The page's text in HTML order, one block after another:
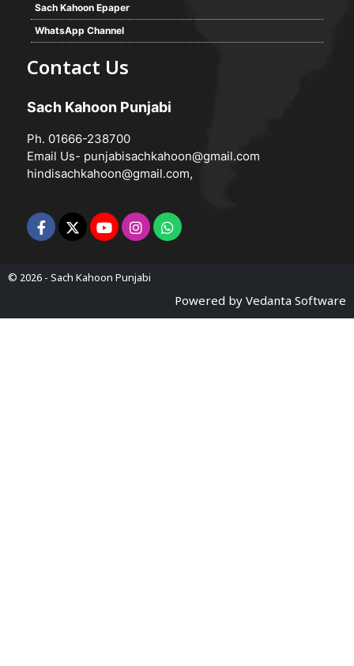
Sach Kahoon Epaper
WhatsApp Channel
Contact Us
Sach Kahoon Punjabi
Ph. 01666-238700
Email Us- punjabisachkahoon@gmail.com
hindisachkahoon@gmail.com,
© 2026 - Sach Kahoon Punjabi
Powered by Vedanta Software